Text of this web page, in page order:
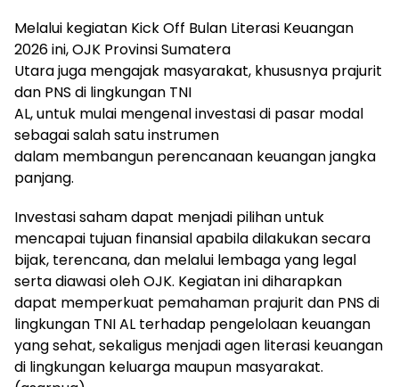
Melalui kegiatan Kick Off Bulan Literasi Keuangan
2026 ini, OJK Provinsi Sumatera
Utara juga mengajak masyarakat, khususnya prajurit
dan PNS di lingkungan TNI
AL, untuk mulai mengenal investasi di pasar modal
sebagai salah satu instrumen
dalam membangun perencanaan keuangan jangka
panjang.
Investasi saham dapat menjadi pilihan untuk
mencapai tujuan finansial apabila dilakukan secara
bijak, terencana, dan melalui lembaga yang legal
serta diawasi oleh OJK. Kegiatan ini diharapkan
dapat memperkuat pemahaman prajurit dan PNS di
lingkungan TNI AL terhadap pengelolaan keuangan
yang sehat, sekaligus menjadi agen literasi keuangan
di lingkungan keluarga maupun masyarakat.